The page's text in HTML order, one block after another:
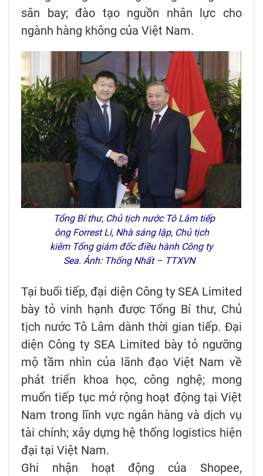
sân bay; đào tạo nguồn nhân lực cho
ngành hàng không của Việt Nam.
Tổng Bí thư, Chủ tịch nước Tô Lâm tiếp
ông Forrest Li, Nhà sáng lập, Chủ tịch
kiêm Tổng giám đốc điều hành Công ty
Sea. Ảnh: Thống Nhất – TTXVN
Tại buổi tiếp, đại diện Công ty SEA Limited
bày tỏ vinh hạnh được Tổng Bí thư, Chủ
tịch nước Tô Lâm dành thời gian tiếp. Đại
diện Công ty SEA Limited bày tỏ ngưỡng
mộ tầm nhìn của lãnh đạo Việt Nam về
phát triển khoa học, công nghệ; mong
muốn tiếp tục mở rộng hoạt động tại Việt
Nam trong lĩnh vực ngân hàng và dịch vụ
tài chính; xây dựng hệ thống logistics hiện
đại tại Việt Nam.
Ghi nhận hoạt động của Shopee,